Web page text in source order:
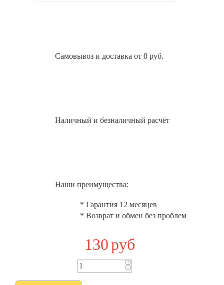
Самовывоз и доставка от 0 руб.
Наличный и безналичный расчёт
Наши преимущества:
* Гарантия 12 месяцев
* Возврат и обмен без проблем
130руб
+
−